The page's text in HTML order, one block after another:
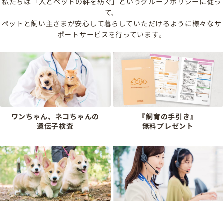
て、
ペットと飼い主さまが安心して暮らしていただけるように様々なサ
ポートサービスを行っています。
ワンちゃん、ネコちゃんの
遺伝子検査
『飼育の手引き』
無料プレゼント